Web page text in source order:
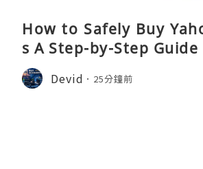
How to Safely Buy
s A Step-by-Step Guide
Devid 25分鐘前